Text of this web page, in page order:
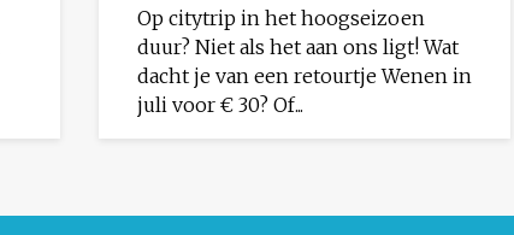
Op citytrip in het hoogseizoen
duur? Niet als het aan ons ligt! Wat
dacht je van een retourtje Wenen in
juli voor € 30? Of...